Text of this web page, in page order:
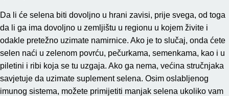
Da li će selena biti dovoljno u hrani zavisi, prije svega, od toga
da li ga ima dovoljno u zemljištu u regionu u kojem živite i
odakle pretežno uzimate namirnice. Ako je to slučaj, onda ćete
selen naći u zelenom povrću, pečurkama, semenkama, kao i u
piletini i ribi koja se tu uzgaja. Ako ga nema, većina stručnjaka
savjetuje da uzimate suplement selena. Osim oslabljenog
imunog sistema, možete primijetiti manjak selena ukoliko vam